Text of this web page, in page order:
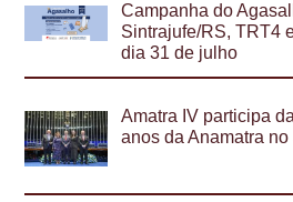
Campanha do
Sintrajufe/RS, TRT4
dia 31 de julho
Amatra IV participa
anos da Anamatra no